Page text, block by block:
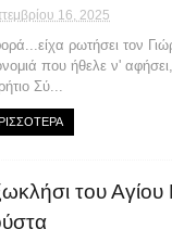
16, 2025
ρωτήσει τον
που ήθελε ν'
Σύ...
του